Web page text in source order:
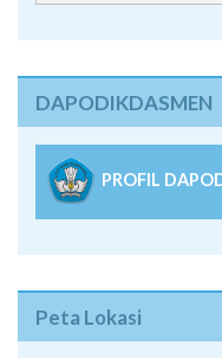
DAPODIKDASMEN
PROFIL
Peta Lokasi